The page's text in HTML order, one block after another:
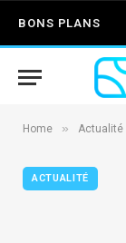
BONS PLANS
Home » Actualité
ACTUALITÉ